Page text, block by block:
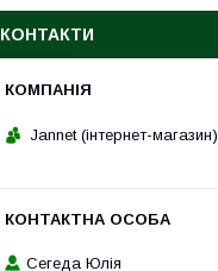
КОНТАКТИ
Jannet (інтернет-магазин)
Сегеда Юлія